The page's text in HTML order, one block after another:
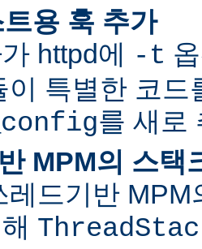
용 훅 추가
httpd에
-t
이 특별한 코드
를 새로
MPM의 스택
레드기반